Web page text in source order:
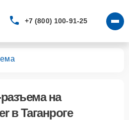
+7 (800) 100-91-25
на
в Таганроге